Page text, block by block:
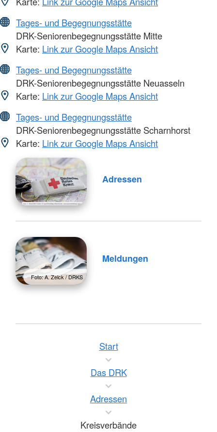
Tages- und Begegnungsstätte
DRK-Seniorenbegegnungsstätte Mitte
Karte: Link zur Google Maps Ansicht
Tages- und Begegnungsstätte
DRK-Seniorenbegegnungsstätte Neuasseln
Karte: Link zur Google Maps Ansicht
Tages- und Begegnungsstätte
DRK-Seniorenbegegnungsstätte Scharnhorst
Karte: Link zur Google Maps Ansicht
Adressen
Foto: A. Zelck / DRKS
Meldungen
Start
Das DRK
Adressen
Kreisverbände